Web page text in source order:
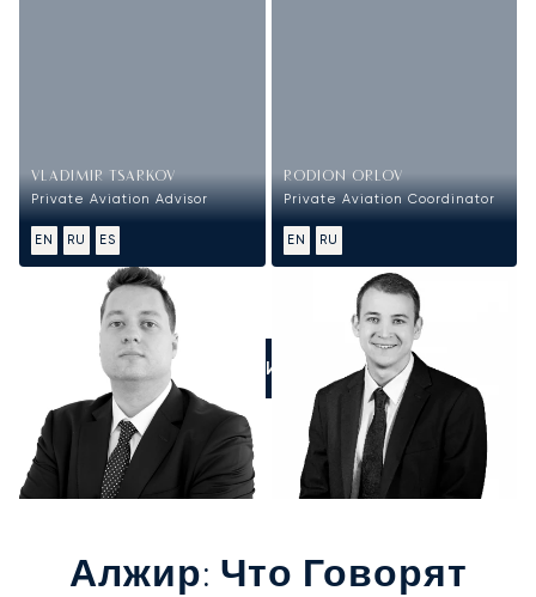
VLADIMIR TSARKOV
Private Aviation Advisor
EN RU ES
RODION ORLOV
Private Aviation Coordinator
EN RU
ПОЗВОНИТЕ НАМ
Алжир: Что Говорят